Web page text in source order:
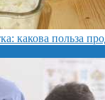
какова польза